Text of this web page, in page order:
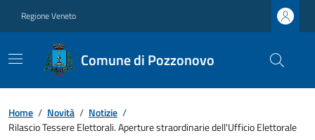
Regione Veneto
Comune di Pozzonovo
Home / Novità / Notizie /
Rilascio Tessere Elettorali. Aperture straordinarie dell'Ufficio Elettorale